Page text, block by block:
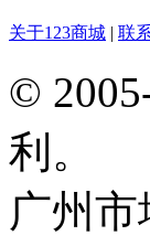
关于123商城 | 联
©
利。
广州市